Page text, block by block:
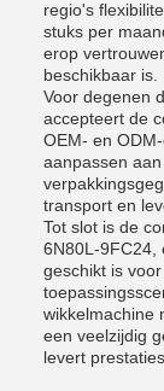
regio's
stuks per
erop
beschikbaar is.
Voor degenen
accepteert de
OEM- en
aanpassen
transport en
Tot slot is de
6N80L-9FC24,
geschikt is
wikkelmachine
een veelzijdig
levert